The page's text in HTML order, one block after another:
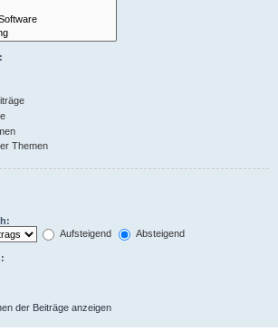
Themen
Aufsteigend
Absteigend
der Beiträge anzeigen